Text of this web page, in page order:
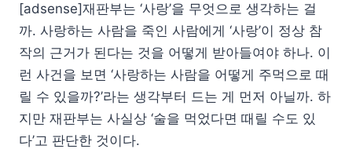
[adsense]재판부는 ‘사랑’을 무엇으로 생각하는 걸
까. 사랑하는 사람을 죽인 사람에게 ‘사랑’이 정상 참
작의 근거가 된다는 것을 어떻게 받아들여야 하나. 이
런 사건을 보면 ‘사랑하는 사람을 어떻게 주먹으로 때
릴 수 있을까?’라는 생각부터 드는 게 먼저 아닐까. 하
지만 재판부는 사실상 ‘술을 먹었다면 때릴 수도 있
다’고 판단한 것이다.